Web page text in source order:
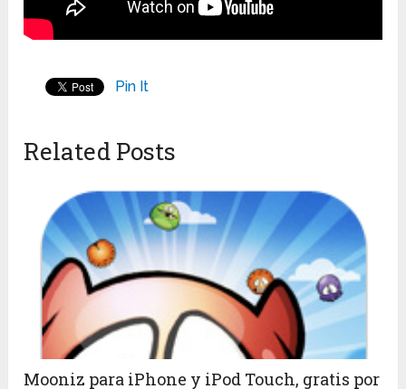
Pin It
Related Posts
Mooniz para iPhone y iPod Touch, gratis por